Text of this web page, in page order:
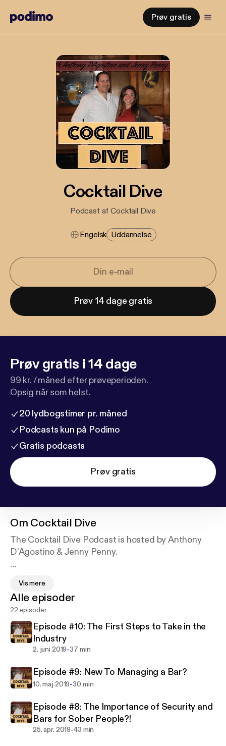
Prøv gratis
Cocktail Dive
Podcast af Cocktail Dive
Engelsk Uddannelse
Prøv 14 dage gratis
Prøv gratis i 14 dage
99 kr. / måned efter prøveperioden.
Opsig når som helst.
20 lydbogstimer pr. måned
Podcasts kun på Podimo
Gratis podcasts
Prøv gratis
Om Cocktail Dive
The Cocktail Dive Podcast is hosted by Anthony
D'Agostino & Jenny Penny.
Cocktail Dive Bars, The Boiler Room & The Pour
House in West Orange.
Jenny Penny is one of his bartenders and assists in
the operations of the bar.
and operating your own bar or restaurant, and the
Inside Hospitality management style that is the
Vis mere
Alle episoder
22 episoder
Episode #10: The First Steps to Take in the
Industry
2. juni 2019-37 min
Episode #9: New To Managing a Bar?
10. maj 2019-30 min
Episode #8: The Importance of Security and
Bars for Sober People?!
25. apr. 2019-43 min